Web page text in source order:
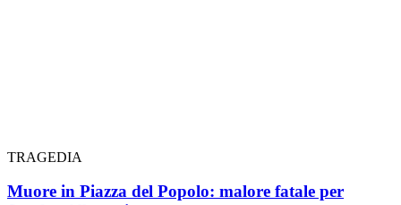
TRAGEDIA
Muore in Piazza del Popolo: malore fatale per